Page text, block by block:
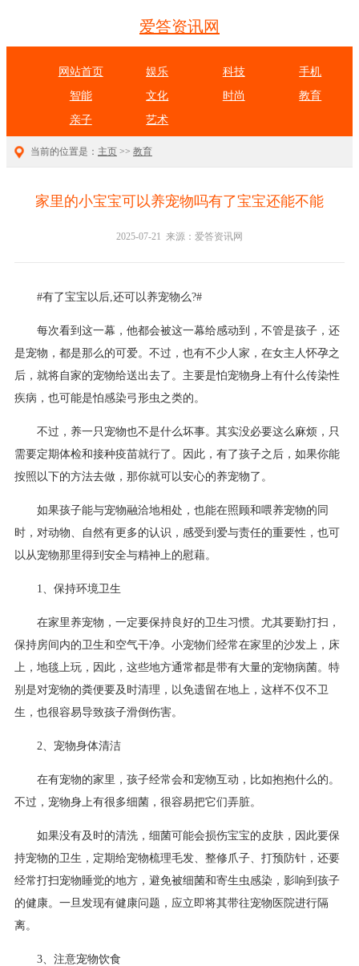
爱答资讯网
网站首页 娱乐 科技
手机
智能
文化 时尚
教育
亲子
艺术
当前的位置是： 主页 >> 教育
家里的小宝宝可以养宠物吗有了宝宝还能不能
2025-07-21 来源：爱答资讯网
#有了宝宝以后,还可以养宠物么?#
每次看到这一幕，他都会被这一幕给感动到，不管是孩子，还
是宠物，都是那么的可爱。不过，也有不少人家，在女主人怀孕之
后，就将自家的宠物给送出去了。主要是怕宠物身上有什么传染性
疾病，也可能是怕感染弓形虫之类的。
不过，养一只宠物也不是什么坏事。其实没必要这么麻烦，只
需要定期体检和接种疫苗就行了。因此，有了孩子之后，如果你能
按照以下的方法去做，那你就可以安心的养宠物了。
如果孩子能与宠物融洽地相处，也能在照顾和喂养宠物的同
时，对动物、自然有更多的认识，感受到爱与责任的重要性，也可
以从宠物那里得到安全与精神上的慰藉。
1、保持环境卫生
在家里养宠物，一定要保持良好的卫生习惯。尤其要勤打扫，
保持房间内的卫生和空气干净。小宠物们经常在家里的沙发上，床
上，地毯上玩，因此，这些地方通常都是带有大量的宠物病菌。特
别是对宠物的粪便要及时清理，以免遗留在地上，这样不仅不卫
生，也很容易导致孩子滑倒伤害。
2、宠物身体清洁
在有宠物的家里，孩子经常会和宠物互动，比如抱抱什么的。
不过，宠物身上有很多细菌，很容易把它们弄脏。
如果没有及时的清洗，细菌可能会损伤宝宝的皮肤，因此要保
持宠物的卫生，定期给宠物梳理毛发、整修爪子、打预防针，还要
经常打扫宠物睡觉的地方，避免被细菌和寄生虫感染，影响到孩子
的健康。一旦发现有健康问题，应立即将其带往宠物医院进行隔
离。
3、注意宠物饮食